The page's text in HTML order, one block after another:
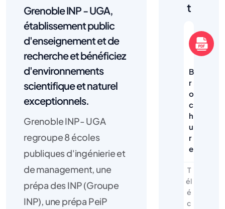
Grenoble INP - UGA,
établissement public
d'enseignement et de
recherche et bénéficiez
d'environnements
scientifique et naturel
exceptionnels.
Grenoble INP- UGA
regroupe 8 écoles
publiques d'ingénierie et
de management, une
prépa des INP (Groupe
INP), une prépa PeiP
t
B
r
o
c
h
u
r
e
T
él
é
c